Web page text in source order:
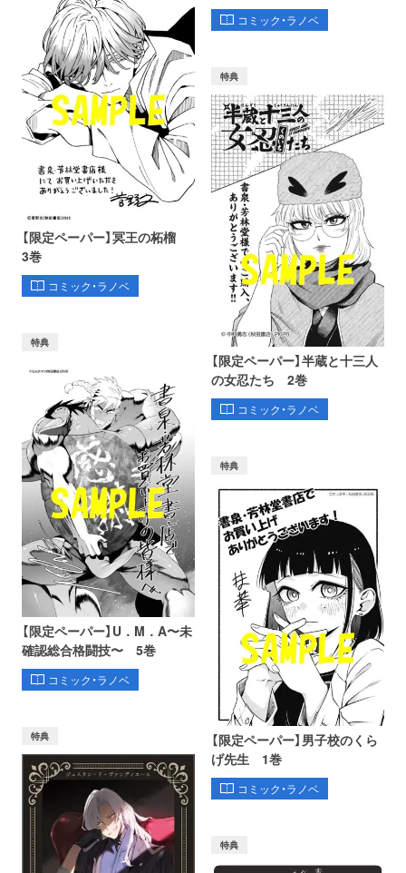
コミック・ラノベ
【限定ペーパー】冥王の柘榴
3巻
コミック・ラノベ
特典
【限定ペーパー】半蔵と十三人
の女忍たち 2巻
コミック・ラノベ
特典
【限定ペーパー】U．M．A〜未
確認総合格闘技〜 5巻
コミック・ラノベ
特典
【限定ペーパー】男子校のくら
げ先生 1巻
コミック・ラノベ
特典
特典